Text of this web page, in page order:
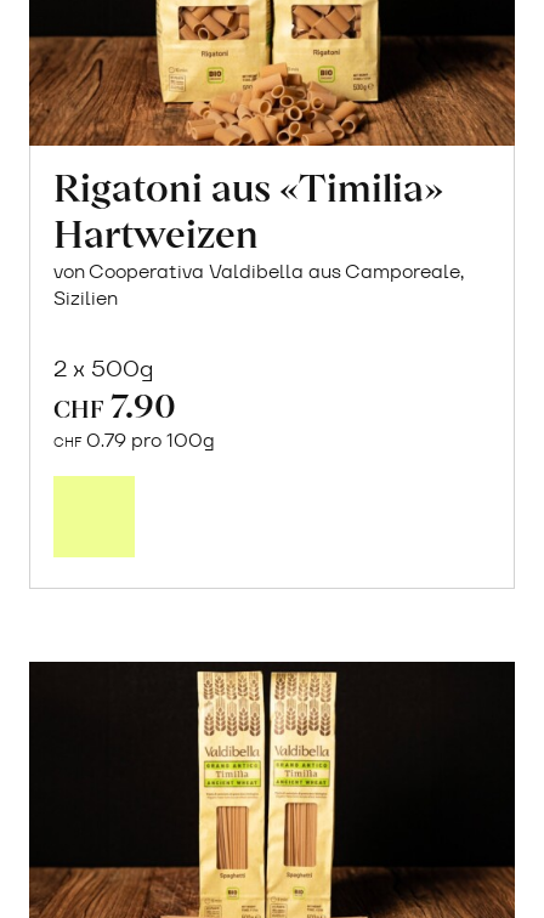
Rigatoni aus «Timilia»
Hartweizen
von Cooperativa Valdibella aus Camporeale,
Sizilien
2 x 500g
CHF 7.90
CHF 0.79 pro 100g